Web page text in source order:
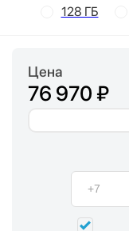
128 ГБ
Цена
76 970 ₽